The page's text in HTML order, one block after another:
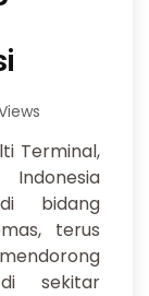
Terminal,
bidang
terus
sekitar